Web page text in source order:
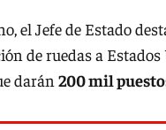
el Jefe de Estado
de ruedas a
darán 200 mil